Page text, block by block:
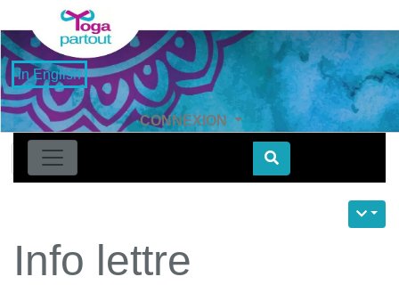
in English
CONNEXION
Find
Info lettre